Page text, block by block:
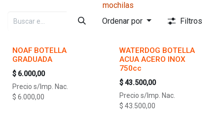
mochilas
Ordenar por Filtros
NOAF BOTELLA
GRADUADA
$ 6.000,00
Precio s/Imp. Nac.
$ 6.000,00
WATERDOG BOTELLA
ACUA ACERO INOX
750cc
$43.500,00
Precio s/Imp. Nac.
$ 43.500,00